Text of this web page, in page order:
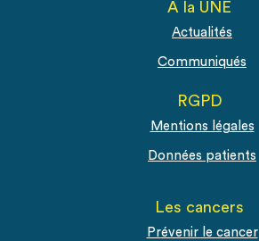
A la UNE
Actualités
Communiqués
RGPD
Mentions légales
Données patients
Les cancers
Prévenir le cancer